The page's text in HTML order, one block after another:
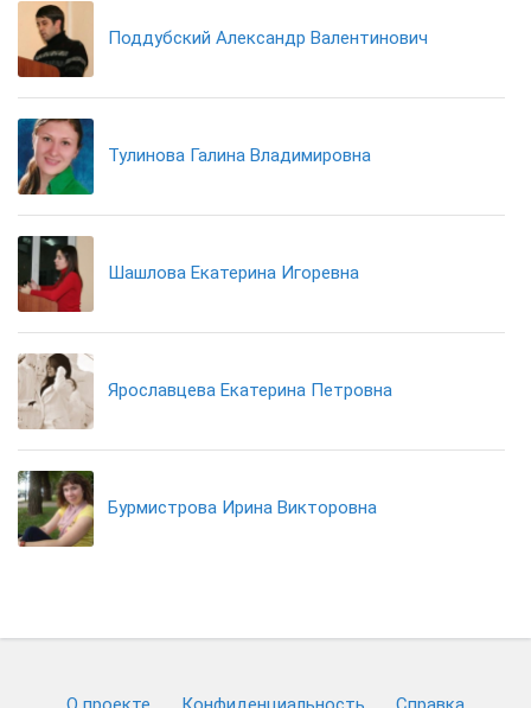
Поддубский Александр Валентинович
Тулинова Галина Владимировна
Шашлова Екатерина Игоревна
Ярославцева Екатерина Петровна
Бурмистрова Ирина Викторовна